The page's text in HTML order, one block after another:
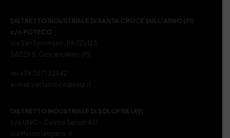
DISTRETTO INDUSTRIALE DI SANTA CROCE SULL’ARNO (PI)
c/o POTECO
Via San Tommaso, 119/121/123
56029 S. Croce s/Arno (PI)
tel +39 0571 32542
e-mail santacroce@ssip.it
DISTRETTO INDUSTRIALE DI SOLOFRA (AV)
c/o UNIC – Centro Servizi ASI
Via Melito Iangano, 9